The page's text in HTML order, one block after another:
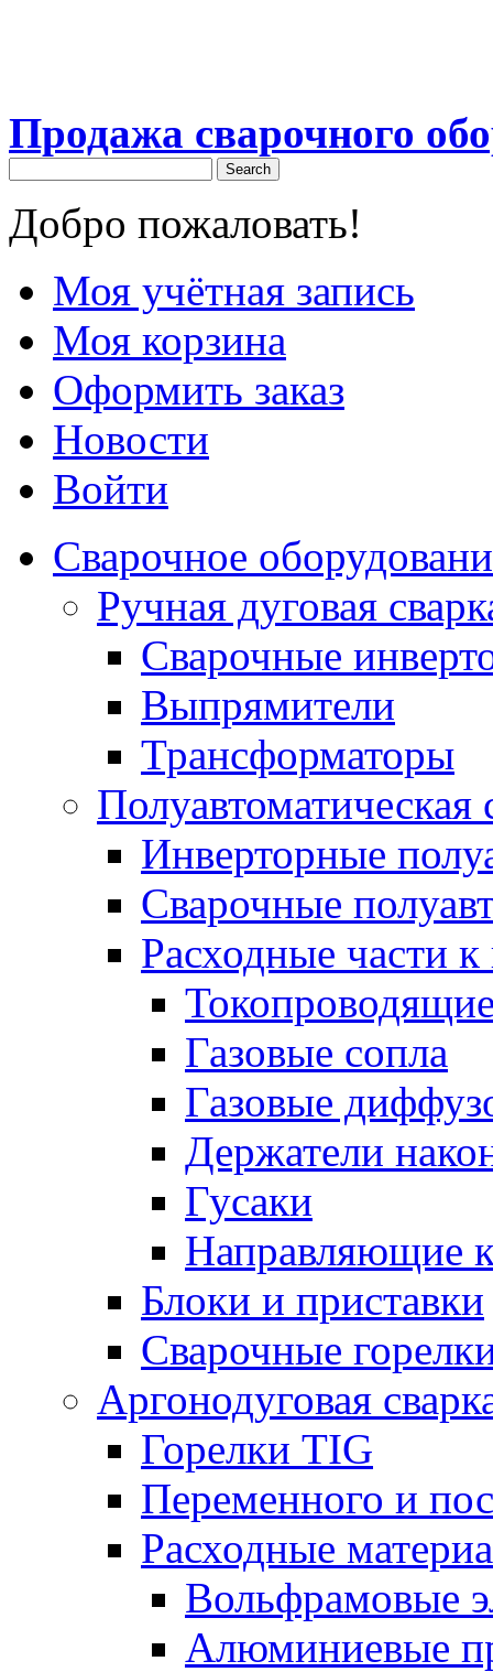
Продажа сварочного
Search
Добро пожаловать!
Моя учётная запись
Моя корзина
Оформить заказ
Новости
Войти
Сварочное
Ручная дуговая
Сварочные
Выпрямители
Трансформаторы
Инверторные
Сварочные
Расходные части
Газовые сопла
Газовые
Держатели
Гусаки
Направляющие
Блоки и приставки
Сварочные
Аргонодуговая
Горелки TIG
Переменного и
Расходные
Вольфрамовые
Алюминиевые